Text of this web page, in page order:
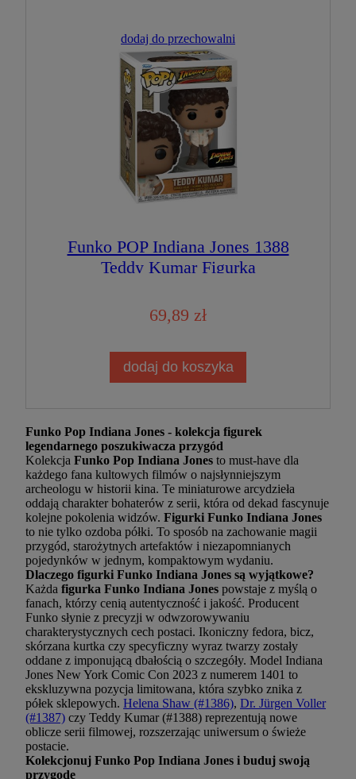
dodaj do przechowalni
Funko POP Indiana Jones 1388
Teddy Kumar Figurka
69,89 zł
dodaj do koszyka
Funko Pop Indiana Jones - kolekcja figurek
legendarnego poszukiwacza przygód
Kolekcja Funko Pop Indiana Jones to must-have dla
każdego fana kultowych filmów o najsłynniejszym
archeologu w historii kina. Te miniaturowe arcydzieła
oddają charakter bohaterów z serii, która od dekad fascynuje
kolejne pokolenia widzów. Figurki Funko Indiana Jones
to nie tylko ozdoba półki. To sposób na zachowanie magii
przygód, starożytnych artefaktów i niezapomnianych
pojedynków w jednym, kompaktowym wydaniu.
Dlaczego figurki Funko Indiana Jones są wyjątkowe?
Każda figurka Funko Indiana Jones powstaje z myślą o
fanach, którzy cenią autentyczność i jakość. Producent
Funko słynie z precyzji w odwzorowywaniu
charakterystycznych cech postaci. Ikoniczny fedora, bicz,
skórzana kurtka czy specyficzny wyraz twarzy zostały
oddane z imponującą dbałością o szczegóły. Model Indiana
Jones New York Comic Con 2023 z numerem 1401 to
ekskluzywna pozycja limitowana, która szybko znika z
półek sklepowych. Helena Shaw (#1386), Dr. Jürgen Voller
(#1387) czy Teddy Kumar (#1388) reprezentują nowe
oblicze serii filmowej, rozszerzając uniwersum o świeże
postacie.
Kolekcjonuj Funko Pop Indiana Jones i buduj swoją
przygodę